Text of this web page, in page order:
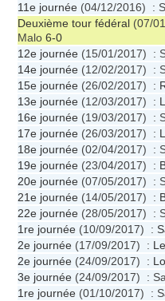
11e journée (04/12/2016) :
Deuxième tour fédéral (07/
Malo 6-0
12e journée (15/01/2017) :
14e journée (12/02/2017) :
15e journée (26/02/2017) :
13e journée (12/03/2017) :
16e journée (19/03/2017) :
17e journée (26/03/2017) :
18e journée (02/04/2017) :
19e journée (23/04/2017) :
20e journée (07/05/2017) :
21e journée (14/05/2017) :
22e journée (28/05/2017) :
1re journée (10/09/2017) :
2e journée (17/09/2017) :
2e journée (24/09/2017) :
3e journée (24/09/2017) :
1re journée (01/10/2017) :